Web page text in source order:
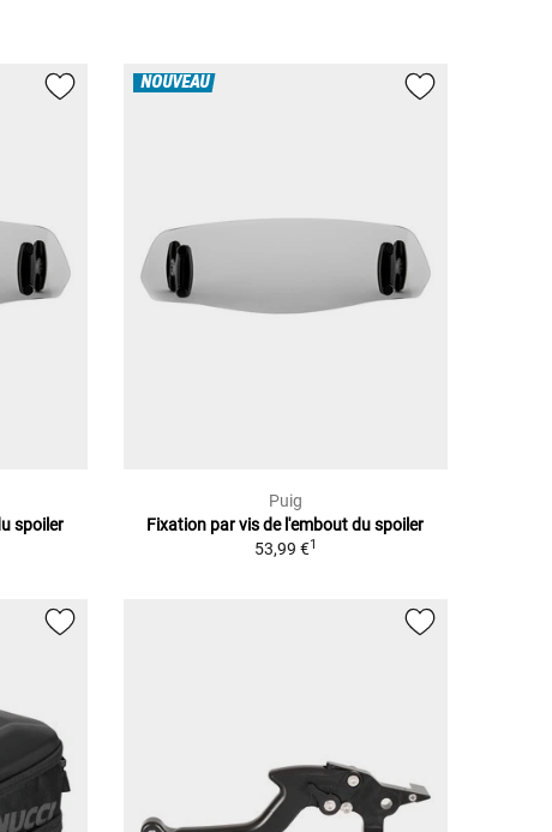
spoiler
NOUVEAU
Puig
Fixation par vis de l'embout du spoiler
53,99 €1